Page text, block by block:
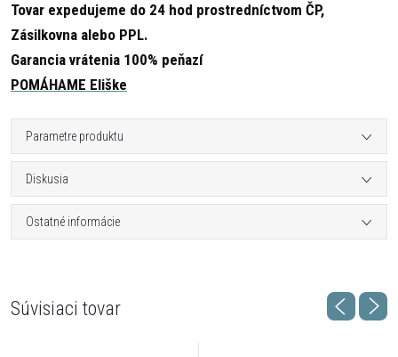
Tovar expedujeme do 24 hod prostredníctvom ČP,
Zásilkovna alebo PPL.
Garancia vrátenia 100% peňazí
POMÁHAME Eliške
Parametre produktu
Diskusia
Ostatné informácie
Súvisiaci tovar